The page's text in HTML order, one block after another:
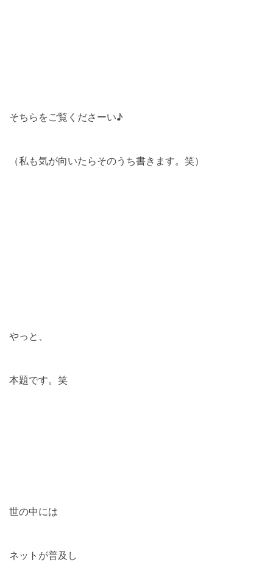
そちらをご覧くださーい♪
（私も気が向いたらそのうち書きます。笑）
やっと、
本題です。笑
世の中には
ネットが普及し